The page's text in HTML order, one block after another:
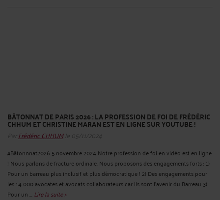
BÂTONNAT DE PARIS 2026 : LA PROFESSION DE FOI DE FRÉDÉRIC
CHHUM ET CHRISTINE MARAN EST EN LIGNE SUR YOUTUBE !
Par Frédéric CHHUMle 05/11/2024
#Bâtonnnat2026 5 novembre 2024 Notre profession de foi en vidéo est en ligne
! Nous parlons de fracture ordinale. Nous proposons des engagements forts : 1)
Pour un barreau plus inclusif et plus démocratique ! 2) Des engagements pour
les 14 000 avocates et avocats collaborateurs car ils sont l’avenir du Barreau 3)
Pour un ... Lire la suite >